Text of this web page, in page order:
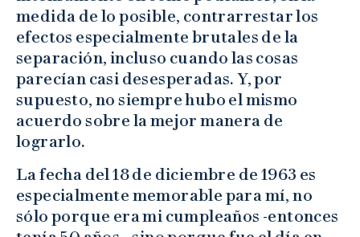
medida de lo posible, contrarrestar los
efectos especialmente brutales de la
separación, incluso cuando las cosas
parecían casi desesperadas. Y, por
supuesto, no siempre hubo el mismo
acuerdo sobre la mejor manera de
lograrlo.
La fecha del 18 de diciembre de 1963 es
especialmente memorable para mí, no
sólo porque era mi cumpleaños -entonces